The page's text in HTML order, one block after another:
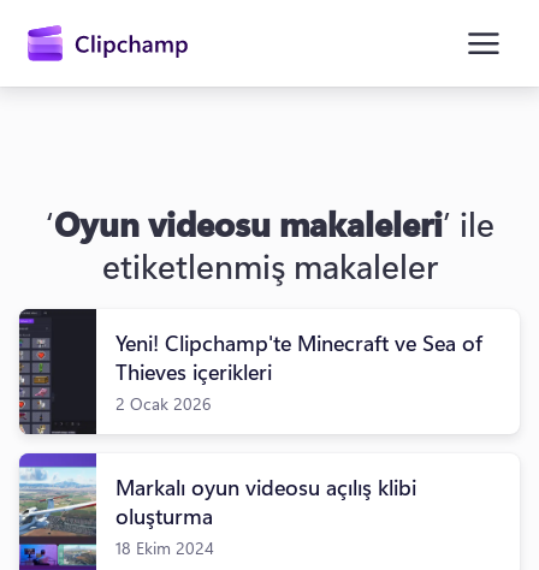
Oturum açın
Ücretsiz deneyin
‘Oyun videosu makaleleri’ ile
etiketlenmiş makaleler
Yeni! Clipchamp'te Minecraft ve Sea of
Thieves içerikleri
2 Ocak 2026
Markalı oyun videosu açılış klibi
oluşturma
18 Ekim 2024